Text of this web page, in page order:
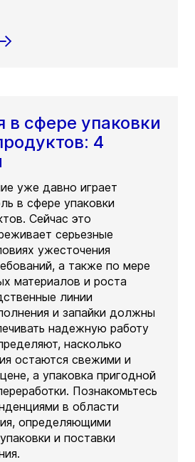
в сфере упаковки
4
уже давно играет
в сфере упаковки
Сейчас это
серьезные
ужесточения
а также по мере
материалов и роста
линии
и запайки должны
надежную работу
насколько
остаются свежими и
а упаковка пригодной
Познакомьтесь
в области
определяющими
и поставки